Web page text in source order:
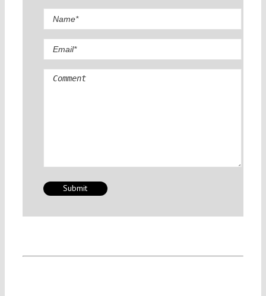
Comment